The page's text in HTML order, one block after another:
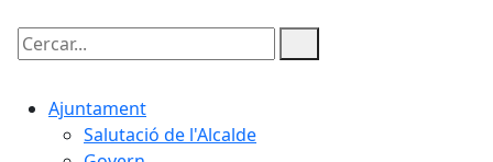
Cercar:
Ajuntament
Salutació de l'Alcalde